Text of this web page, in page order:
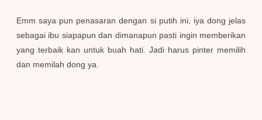
Emm saya pun penasaran dengan si putih ini, iya dong jelas
sebagai ibu siapapun dan dimanapun pasti ingin memberikan
yang terbaik kan untuk buah hati. Jadi harus pinter memilih
dan memilah dong ya.